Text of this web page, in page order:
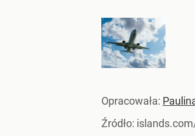
Opracowała:
Źródło: